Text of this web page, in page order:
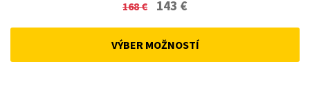
168€
was:
143 €
VÝBER MOŽNOSTÍ